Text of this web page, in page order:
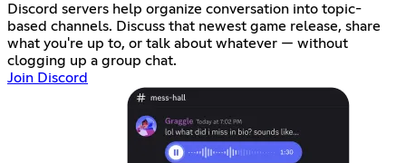
Discord servers help organize conversation into topic-
based channels. Discuss that newest game release, share
what you're up to, or talk about whatever — without
clogging up a group chat.
Join Discord